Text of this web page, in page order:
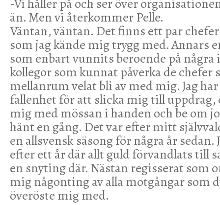
-Vi håller på och ser över
än. Men vi återkommer Pelle.
Väntan, väntan. Det finns ett par
som jag kände mig trygg med. Annars
som enbart vunnits beroende på
kollegor som kunnat påverka de chefer
mellanrum velat bli av med mig. Jag
fallenhet för att slicka mig till uppdrag,
mig med mössan i handen och be om
hänt en gång. Det var efter mitt
en allsvensk säsong för några år sedan.
efter ett år där allt guld förvandlats till
en snyting där. Nästan regisserat som
mig någonting av alla motgångar som
överöste mig med.